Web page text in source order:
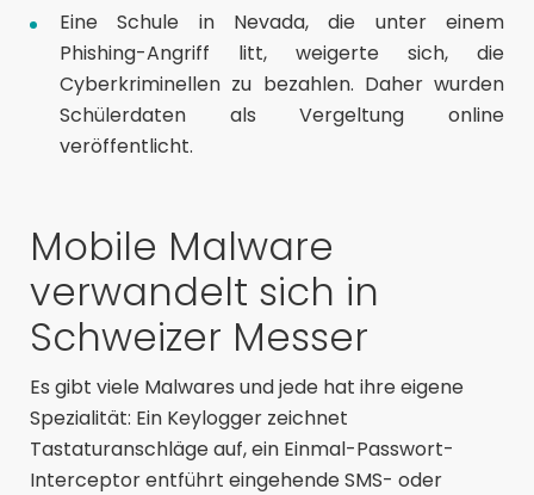
Eine Schule in Nevada, die unter einem
Phishing-Angriff litt, weigerte sich, die
Cyberkriminellen zu bezahlen. Daher wurden
Schülerdaten als Vergeltung online
veröffentlicht.
Mobile Malware
verwandelt sich in
Schweizer Messer
Es gibt viele Malwares und jede hat ihre eigene
Spezialität: Ein Keylogger zeichnet
Tastaturanschläge auf, ein Einmal-Passwort-
Interceptor entführt eingehende SMS- oder